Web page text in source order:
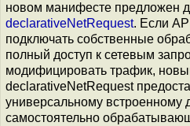
новом манифесте предложен
declarativeNetRequest. Если
подключать собственные
полный доступ к сетевым
модифицировать трафик,
declarativeNetRequest
универсальному встроенному
самостоятельно